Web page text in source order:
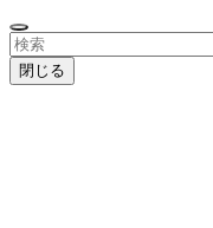
閉じる